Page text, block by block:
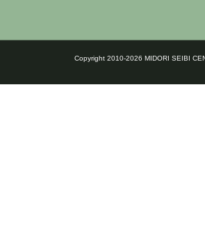
Copyright 2010-2026 MIDORI SEIBI